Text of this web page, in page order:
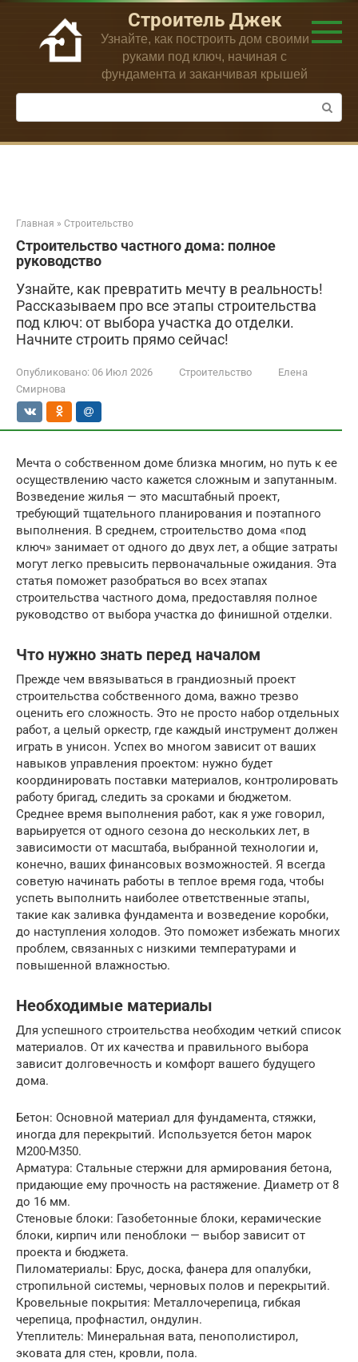
Перейти
контенту
Строитель Джек
Узнайте, как построить дом своими
руками под ключ, начиная с
фундамента и заканчивая крышей
Поиск:
Главная » Строительство
Строительство частного дома: полное
руководство
Узнайте, как превратить мечту в реальность!
Рассказываем про все этапы строительства
под ключ: от выбора участка до отделки.
Начните строить прямо сейчас!
Опубликовано: 06 Июл 2026 Строительство
Елена
Смирнова
Мечта о собственном доме близка многим, но путь к ее
осуществлению часто кажется сложным и запутанным.
Возведение жилья — это масштабный проект,
требующий тщательного планирования и поэтапного
выполнения. В среднем, строительство дома «под
ключ» занимает от одного до двух лет, а общие затраты
могут легко превысить первоначальные ожидания. Эта
статья поможет разобраться во всех этапах
строительства частного дома, предоставляя полное
руководство от выбора участка до финишной отделки.
Что нужно знать перед началом
Прежде чем ввязываться в грандиозный проект
строительства собственного дома, важно трезво
оценить его сложность. Это не просто набор отдельных
работ, а целый оркестр, где каждый инструмент должен
играть в унисон. Успех во многом зависит от ваших
навыков управления проектом: нужно будет
координировать поставки материалов, контролировать
работу бригад, следить за сроками и бюджетом.
Среднее время выполнения работ, как я уже говорил,
варьируется от одного сезона до нескольких лет, в
зависимости от масштаба, выбранной технологии и,
конечно, ваших финансовых возможностей. Я всегда
советую начинать работы в теплое время года, чтобы
успеть выполнить наиболее ответственные этапы,
такие как заливка фундамента и возведение коробки,
до наступления холодов. Это поможет избежать многих
проблем, связанных с низкими температурами и
повышенной влажностью.
Необходимые материалы
Для успешного строительства необходим четкий список
материалов. От их качества и правильного выбора
зависит долговечность и комфорт вашего будущего
дома.
Бетон: Основной материал для фундамента, стяжки,
иногда для перекрытий. Используется бетон марок
М200-М350.
Арматура: Стальные стержни для армирования бетона,
придающие ему прочность на растяжение. Диаметр от 8
до 16 мм.
Стеновые блоки: Газобетонные блоки, керамические
блоки, кирпич или пеноблоки — выбор зависит от
проекта и бюджета.
Пиломатериалы: Брус, доска, фанера для опалубки,
стропильной системы, черновых полов и перекрытий.
Кровельные покрытия: Металлочерепица, гибкая
черепица, профнастил, ондулин.
Утеплитель: Минеральная вата, пенополистирол,
эковата для стен, кровли, пола.